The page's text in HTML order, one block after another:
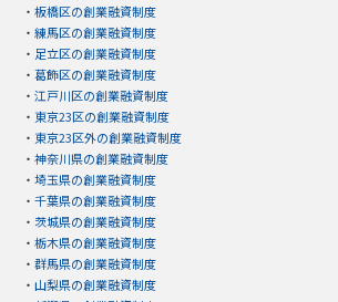
・ 板橋区の創業融資制度
・ 練馬区の創業融資制度
・ 足立区の創業融資制度
・ 葛飾区の創業融資制度
・ 江戸川区の創業融資制度
・ 東京23区の創業融資制度
・ 東京23区外の創業融資制度
・ 神奈川県の創業融資制度
・ 埼玉県の創業融資制度
・ 千葉県の創業融資制度
・ 茨城県の創業融資制度
・ 栃木県の創業融資制度
・ 群馬県の創業融資制度
・ 山梨県の創業融資制度